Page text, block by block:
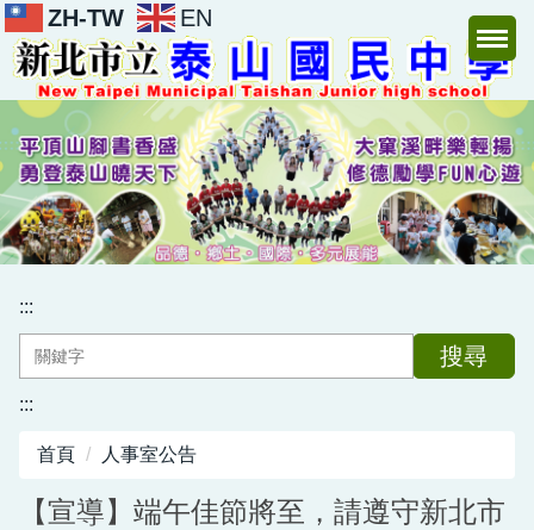
跳
到
主
要
內
容
區
ZH-TW EN
:::
搜尋
:::
首頁 人事室公告
【宣導】端午佳節將至，請遵守新北市